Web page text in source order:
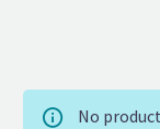
No